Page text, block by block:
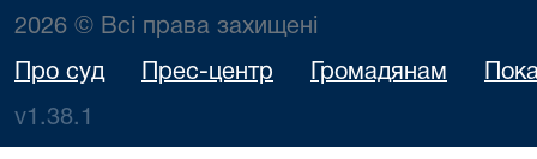
2026 © Всі права захищені
Про суд Прес-центр Громадянам
v1.38.1